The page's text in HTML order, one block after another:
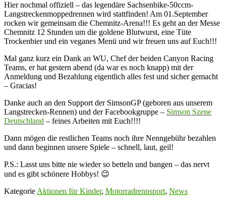
Hier nochmal offiziell – das legendäre Sachsenbike-50ccm-
Langstreckenmoppedrennen wird stattfinden! Am 01.September
rocken wir gemeinsam die Chemnitz-Arena!!! Es geht an der Messe
Chemnitz 12 Stunden um die goldene Blutwurst, eine Tüte
Trockenbier und ein veganes Menü und wir freuen uns auf Euch!!!
Mal ganz kurz ein Dank an WU, Chef der beiden Canyon Racing
Teams, er hat gestern abend (da war es noch knapp) mit der
Anmeldung und Bezahlung eigentlich alles fest und sicher gemacht
– Gracias!
Danke auch an den Support der SimsonGP (geboren aus unserem
Langstrecken-Rennen) und der Facebookgruppe – Simson Szene
Deutschland – feines Arbeiten mit Euch!!!!
Dann mögen die restlichen Teams noch ihre Nenngebühr bezahlen
und dann beginnen unsere Spiele – schnell, laut, geil!
P.S.: Lasst uns bitte nie wieder so betteln und bangen – das nervt
und es gibt schönere Hobbys! 😉
Kategorie Aktionen für Kinder, Motorradrennsport, News